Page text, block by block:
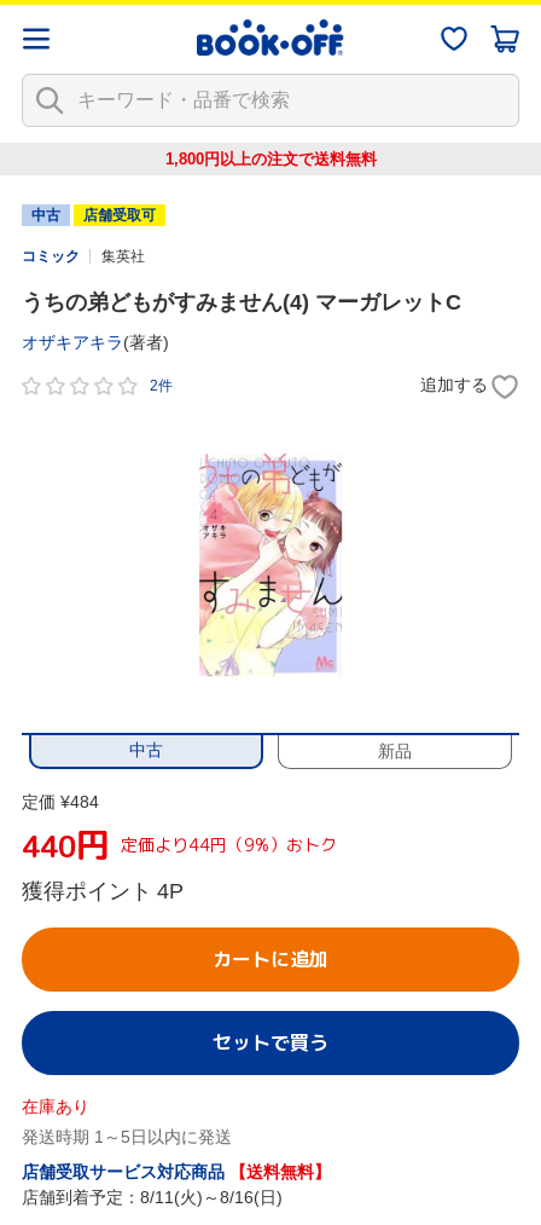
1,800円以上の注文で送料無料
中古 店舗受取可
コミック 集英社
うちの弟どもがすみません(4) マーガレットC
オザキアキラ(著者)
2件 追加する
中古 新品
定価 ¥484
440円 定価より44円（9%）おトク
獲得ポイント 4P
カートに追加
セットで買う
在庫あり
発送時期 1～5日以内に発送
店舗受取サービス対応商品
【送料無料】
店舗到着予定：8/11(火)～8/16(日)